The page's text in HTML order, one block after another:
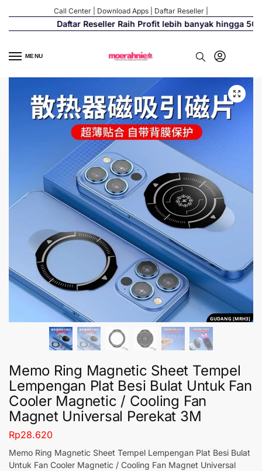
Call Center Download Apps Daftar Reseller
Daftar Reseller Raih Profit lebih banyak hingga 500%
MENU
GUDANG [MRH3]
Memo Ring Magnetic Sheet Tempel
Lempengan Plat Besi Bulat Untuk Fan
Cooler Magnetic / Cooling Fan
Magnet Universal Perekat 3M
Rp28.620
Memo Ring Magnetic Sheet Tempel Lempengan Plat Besi Bulat
Untuk Fan Cooler Magnetic / Cooling Fan Magnet Universal